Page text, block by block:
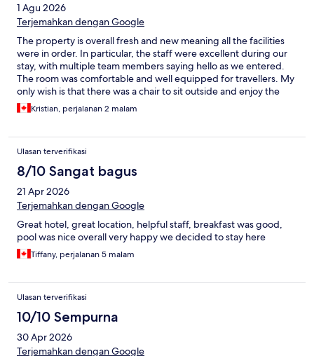
1 Agu 2026
Terjemahkan dengan Google
The property is overall fresh and new meaning all the facilities
were in order. In particular, the staff were excellent during our
stay, with multiple team members saying hello as we entered.
The room was comfortable and well equipped for travellers. My
only wish is that there was a chair to sit outside and enjoy the
balcony more.
Kristian, perjalanan 2 malam
Ulasan terverifikasi
8/10 Sangat bagus
21 Apr 2026
Terjemahkan dengan Google
Great hotel, great location, helpful staff, breakfast was good,
pool was nice overall very happy we decided to stay here
Tiffany, perjalanan 5 malam
Ulasan terverifikasi
10/10 Sempurna
30 Apr 2026
Terjemahkan dengan Google